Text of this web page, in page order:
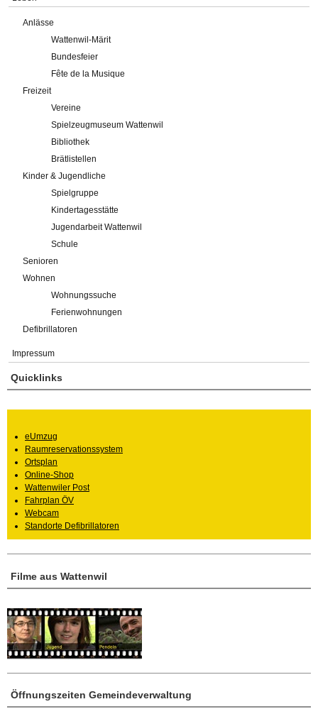
Anlässe
Wattenwil-Märit
Bundesfeier
Fête de la Musique
Freizeit
Vereine
Spielzeugmuseum Wattenwil
Bibliothek
Brätlistellen
Kinder & Jugendliche
Spielgruppe
Kindertagesstätte
Jugendarbeit Wattenwil
Schule
Senioren
Wohnen
Wohnungssuche
Ferienwohnungen
Defibrillatoren
Impressum
Öffnungszeiten Gemeindeverwaltung
Filme aus Wattenwil
Quicklinks
eUmzug
Raumreservationssystem
Ortsplan
Online-Shop
Wattenwiler Post
Fahrplan ÖV
Webcam
Standorte Defibrillatoren